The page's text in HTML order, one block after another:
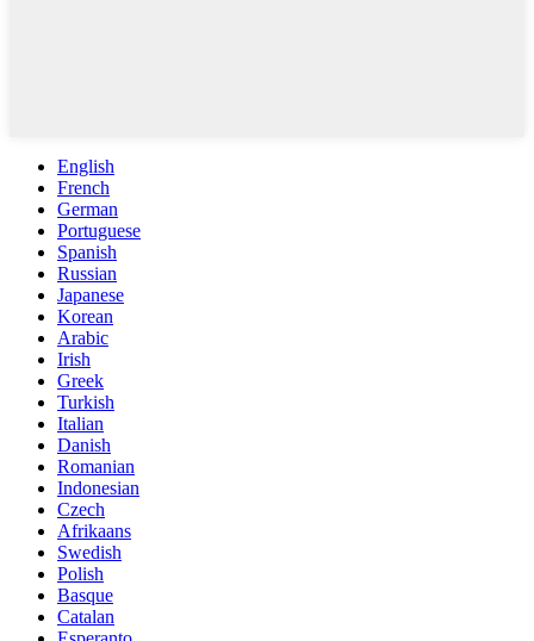
English
French
German
Portuguese
Spanish
Russian
Japanese
Korean
Arabic
Irish
Greek
Turkish
Italian
Danish
Romanian
Indonesian
Czech
Afrikaans
Swedish
Polish
Basque
Catalan